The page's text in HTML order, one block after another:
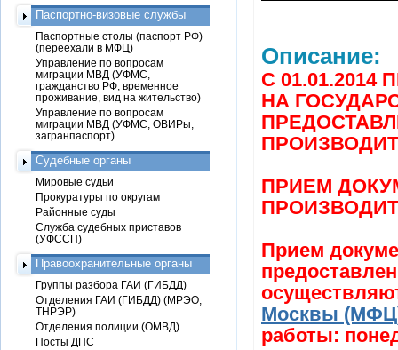
Описание:
С
НА
ПРИЕМ
Прием
Москвы
работы:
Паспортно-визовые службы
Паспортные столы (паспорт РФ)
(переехали в МФЦ)
Управление по вопросам
миграции МВД (УФМС,
гражданство РФ, временное
проживание, вид на жительство)
Управление по вопросам
миграции МВД (УФМС, ОВИРы,
загранпаспорт)
Судебные органы
Мировые судьи
Прокуратуры по округам
Районные суды
Служба судебных приставов
(УФССП)
Правоохранительные органы
Группы разбора ГАИ (ГИБДД)
Отделения ГАИ (ГИБДД) (МРЭО,
ТНРЭР)
Отделения полиции (ОМВД)
Посты ДПС